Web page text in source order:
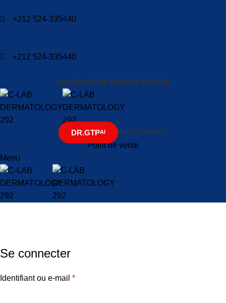
+212 524-335440
+212 524-335440
ACCUEILNOTRE GAMMEÀ PROPOS
DR.GTPAI BLOGCONTACT
Point de vente
Menu
Se connecter
Identifiant ou e-mail *